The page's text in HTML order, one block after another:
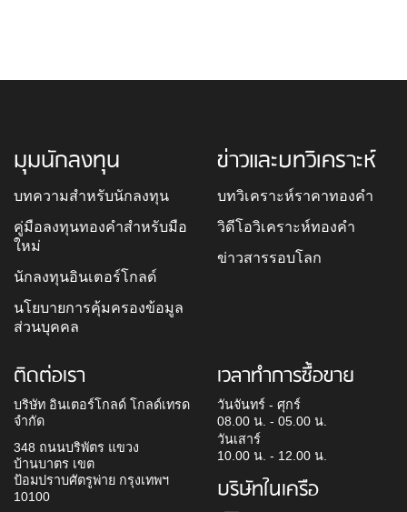
มุมนักลงทุน
บทความสำหรับนักลงทุน
คู่มือลงทุนทองคำสำหรับมือ
ใหม่
นักลงทุนอินเตอร์โกลด์
นโยบายการคุ้มครองข้อมูล
ส่วนบุคคล
ข่าวและบทวิเคราะห์
บทวิเคราะห์ราคาทองคำ
วิดีโอวิเคราะห์ทองคำ
ข่าวสารรอบโลก
ติดต่อเรา
บริษัท อินเตอร์โกลด์ โกลด์เทรด
จำกัด
348 ถนนบริพัตร แขวง
บ้านบาตร เขต
ป้อมปราบศัตรูพ่าย กรุงเทพฯ
10100
เวลาทำการซื้อขาย
วันจันทร์ - ศุกร์
08.00 น. - 05.00 น.
วันเสาร์
10.00 น. - 12.00 น.
บริษัทในเครือ